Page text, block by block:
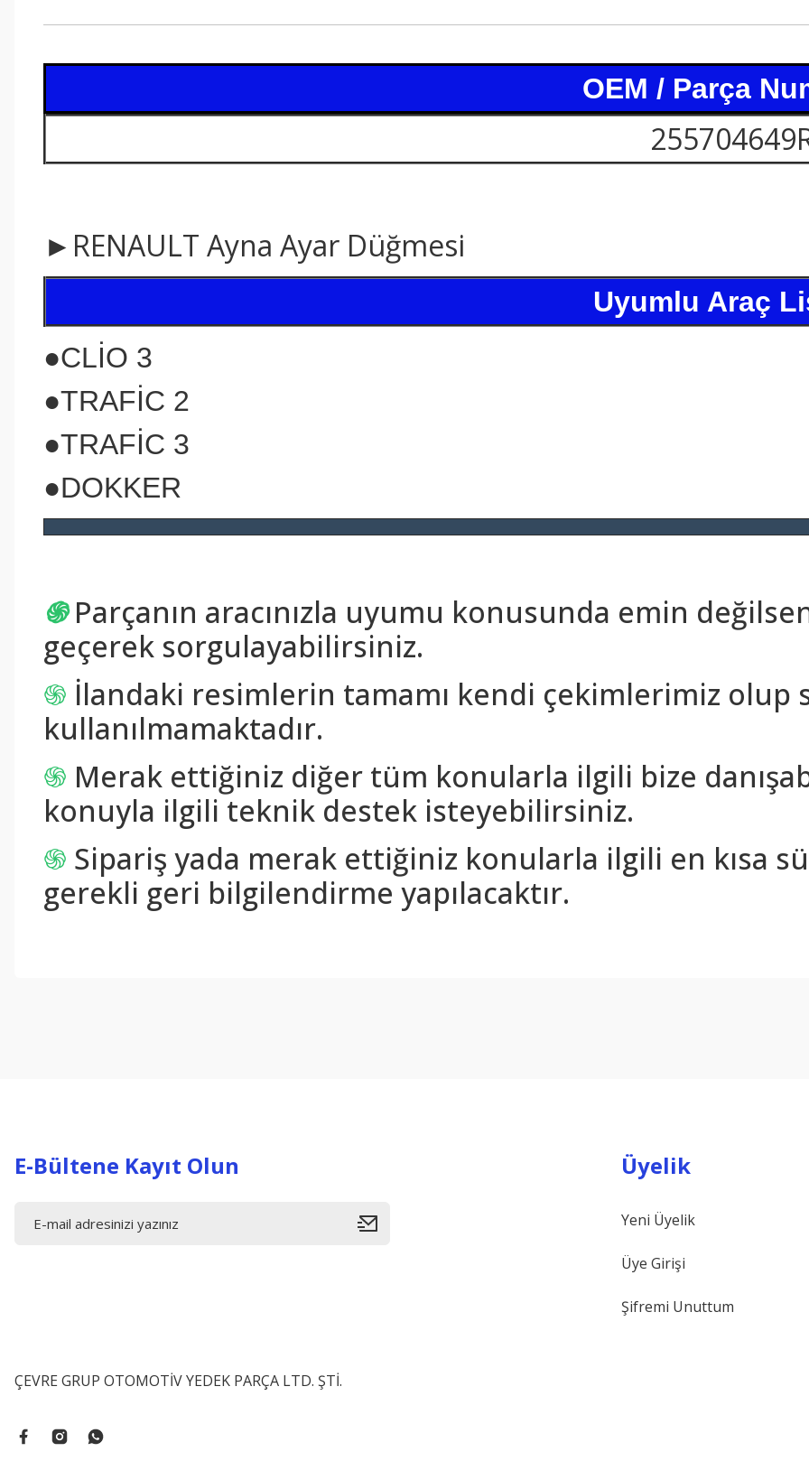
OEM / Parça
►RENAULT Ayna Ayar Düğmesi
Uyumlu Araç
●CLİO 3
●TRAFİC 2
●TRAFİC 3
●DOKKER
֍ Parçanın aracınızla uyumu konusunda emin
geçerek sorgulayabilirsiniz.
֍ İlandaki resimlerin tamamı kendi çekimlerimiz olup
kullanılmamaktadır.
֍ Merak ettiğiniz diğer tüm konularla ilgili bize
konuyla ilgili teknik destek isteyebilirsiniz.
֍ Sipariş yada merak ettiğiniz konularla ilgili en kısa
gerekli geri bilgilendirme yapılacaktır.
E-Bültene Kayıt Olun
ÇEVRE GRUP OTOMOTİV YEDEK PARÇA LTD. ŞTİ.
Üyelik
Yeni Üyelik
Üye Girişi
Şifremi Unuttum